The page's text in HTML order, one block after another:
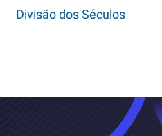
Divisão dos Séculos